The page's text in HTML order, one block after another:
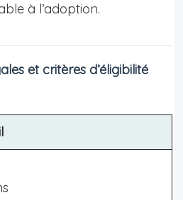
à l’adoption.
et critères d’éligibilité